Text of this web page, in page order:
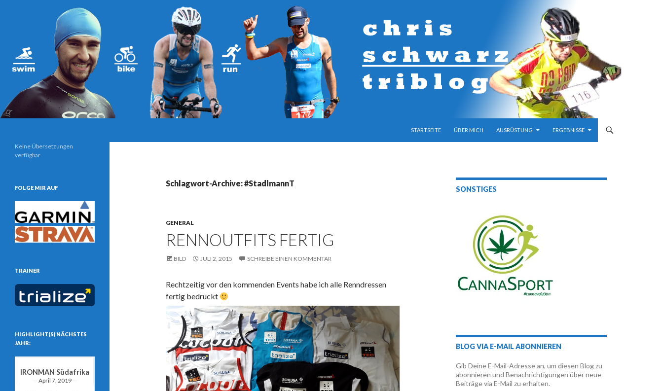
STARTSEITE
ÜBER MICH AUSRÜSTUNG ERGEBNISSE
Schlagwort-Archive: #StadlmannT
GENERAL
RENNOUTFITS FERTIG
BILD JULI 2, 2015 SCHREIBE EINEN KOMMENTAR
Rechtzeitig vor den kommenden Events habe ich alle Renndressen
fertig bedruckt
SONSTIGES
BLOG VIA E-MAIL ABONNIEREN
Gib Deine E-Mail-Adresse an, um diesen Blog zu
abonnieren und Benachrichtigungen über neue
Beiträge via E-Mail zu erhalten.
Keine Übersetzungen
verfügbar
FOLGE MIR AUF
TRAINER
HIGHLIGHT(S) NÄCHSTES
JAHR:
IRONMAN Südafrika
April 7, 2019